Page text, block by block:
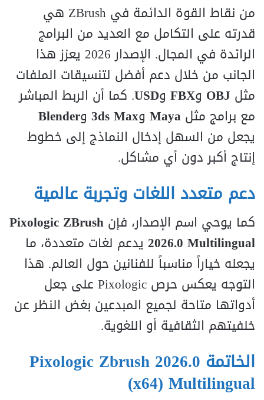
من نقاط القوة الدائمة في ZBrush هي
قدرته على التكامل مع العديد من البرامج
الرائدة في المجال. الإصدار 2026 يعزز هذا
الجانب من خلال دعم أفضل لتنسيقات الملفات
مثل OBJ وFBX وUSD. كما أن الربط المباشر
مع برامج مثل Maya و3ds Max وBlender
يجعل من السهل إدخال النماذج إلى خطوط
إنتاج أكبر دون أي مشاكل.
دعم متعدد اللغات وتجربة عالمية
كما يوحي اسم الإصدار، فإن Pixologic ZBrush
2026.0 Multilingual يدعم لغات متعددة، ما
يجعله خياراً مناسباً للفنانين حول العالم. هذا
التوجه يعكس حرص Pixologic على جعل
أدواتها متاحة لجميع المبدعين بغض النظر عن
خلفيتهم الثقافية أو اللغوية.
الخاتمة Pixologic Zbrush 2026.0
(x64) Multilingual